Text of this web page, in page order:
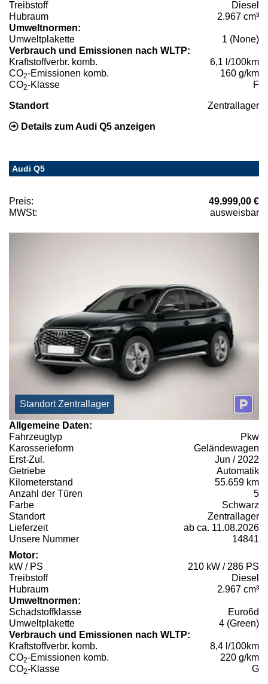
Treibstoff
Diesel
Hubraum
2.967 cm³
Umweltnormen:
Umweltplakette
1 (None)
Verbrauch und Emissionen nach WLTP:
Kraftstoffverbr. komb.
6,1 l/100km
CO2-Emissionen komb.
160 g/km
CO2-Klasse F
Standort Zentrallager
Details zum Audi Q5 anzeigen
Audi Q5
Preis:
49.999,00 €
MWSt:
ausweisbar
Standort Zentrallager
Allgemeine Daten:
Fahrzeugtyp
Pkw
Karosserieform
Geländewagen
Erst-Zul.
Jun / 2022
Getriebe
Automatik
Kilometerstand
55.659 km
Anzahl der Türen
5
Farbe
Schwarz
Standort
Zentrallager
Lieferzeit
ab ca. 11.08.2026
Unsere Nummer
14841
Motor:
kW / PS
210 kW / 286 PS
Treibstoff
Diesel
Hubraum
2.967 cm³
Umweltnormen:
Schadstoffklasse
Euro6d
Umweltplakette
4 (Green)
Verbrauch und Emissionen nach WLTP:
Kraftstoffverbr. komb.
8,4 l/100km
CO2-Emissionen komb.
220 g/km
CO2-Klasse G